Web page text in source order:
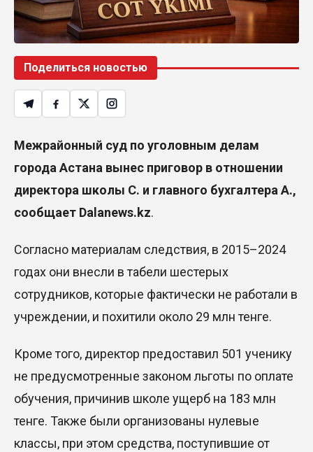
Поделиться новостью
Межрайонный суд по уголовным делам
города Астана вынес приговор в отношении
директора школы С. и главного бухгалтера А.,
сообщает Dalanews.kz.
Согласно материалам следствия, в 2015–2024
годах они внесли в табели шестерых
сотрудников, которые фактически не работали в
учреждении, и похитили около 29 млн тенге.
Кроме того, директор предоставил 501 ученику
не предусмотренные законом льготы по оплате
обучения, причинив школе ущерб на 183 млн
тенге. Также были организованы нулевые
классы, при этом средства, поступившие от